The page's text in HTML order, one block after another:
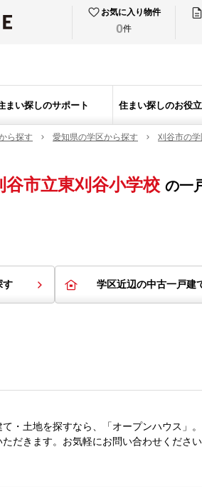
お気に入り物件
0件
まい探しのサポート 住まい探しのお役
ら探す 愛知県の学区から探す 刈谷市の
谷市立東刈谷小学校 の一
す 学区近辺の中古一戸建
て・土地を探すなら、「オープンハウス」
だきます。お気軽にお問い合わせください